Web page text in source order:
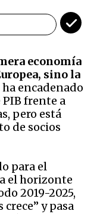
economía
sino la
encadenado
frente a
pero está
de socios
para el
el horizonte
2019-2025,
crece” y pasa